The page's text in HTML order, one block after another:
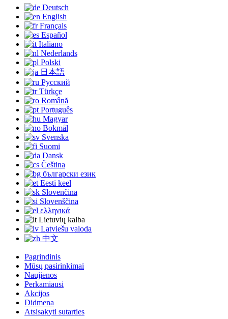
Deutsch
English
Français
Español
Italiano
Nederlands
Polski
日本語
Русский
Türkçe
Română
Português
Magyar
Bokmål
Svenska
Suomi
Dansk
Čeština
български език
Eesti keel
Slovenčina
Slovenščina
ελληνικά
Lietuvių kalba
Latviešu valoda
中文
Pagrindinis
Mūsų pasirinkimai
Naujienos
Perkamiausi
Akcijos
Didmena
Atsisakyti sutarties